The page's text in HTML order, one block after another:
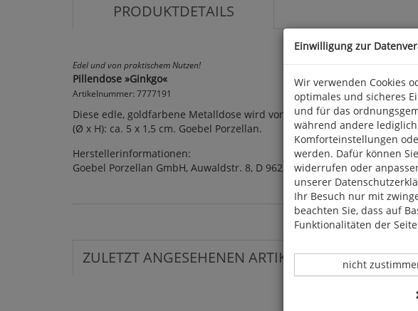
PRODUKTDETAILS
Edel und von praktischem Nutzen!
Pillendose »Ginkgo«
Artikelnummer: 7777191
Diese edle, goldfarbene Metalldose wird von einem kunstvollen
(Ø x H): ca. 5 x 1,5 cm. Goebel Porzellan.
Herstellerinformationen:
Goebel Porzellan GmbH, Auwaldstr. 8, D 96231 Bad Staffelstein,
ZULETZT ANGESEHENEN ARTIKEL:
Einwilligung zur
Wir verwenden Cookies
optimales und sicheres
und für das
während andere
Komforteinstellungen
werden. Dafür können
widerrufen oder
unserer
Ihr Besuch nur mit
beachten Sie, dass auf
Funktionalitäten der
nicht